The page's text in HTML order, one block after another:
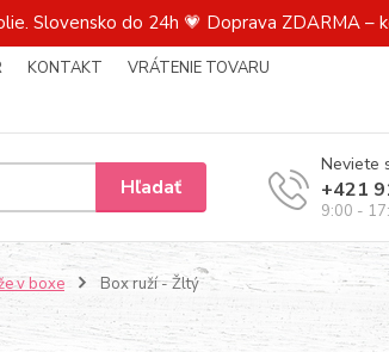
Slovensko do 24h 💗 Doprava ZDARMA –
KONTAKT
VRÁTENIE TOVARU
Hľadať
Neviete
+421
9:00 -
v boxe Box ruží - Žltý